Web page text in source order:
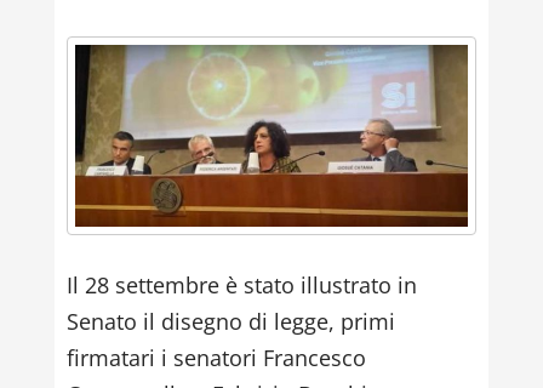
Il 28 settembre è stato illustrato in
Senato il disegno di legge, primi
firmatari i senatori Francesco